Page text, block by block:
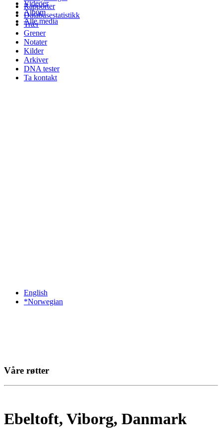
Videoer
Album
Alle media
Rapporter
Databasestatistikk
Trær
Grener
Notater
Kilder
Arkiver
DNA tester
Ta kontakt
English
*Norwegian
Våre røtter
Ebeltoft, Viborg, Danmark